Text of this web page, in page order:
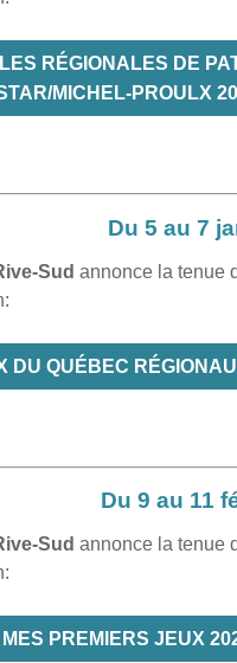
RÉGIONALES DE
MICHEL-PROULX
Du 5 au 7
Sud annonce la tenue
DU QUÉBEC
Du 9 au 11
Sud annonce la tenue
MES PREMIERS JEUX